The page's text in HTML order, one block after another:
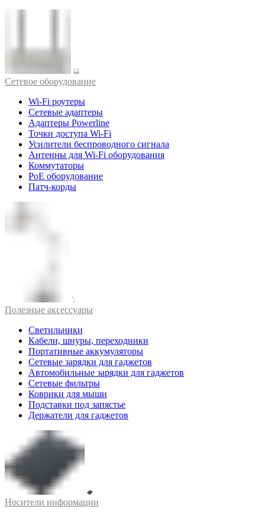
Cетевое оборудование
Wi-Fi роутеры
Сетевые адаптеры
Адаптеры Powerline
Точки доступа Wi-Fi
Усилители беспроводного сигнала
Антенны для Wi-Fi оборудования
Коммутаторы
PoE оборудование
Патч-корды
Полезные аксессуары
Светильники
Кабели, шнуры, переходники
Портативные аккумуляторы
Сетевые зарядки для гаджетов
Автомобильные зарядки для гаджетов
Сетевые фильтры
Коврики для мыши
Подставки под запястье
Держатели для гаджетов
Носители информации